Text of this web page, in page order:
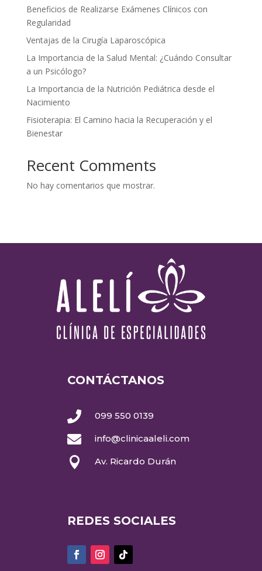
Beneficios de Realizarse Exámenes Clínicos con
Regularidad
Ventajas de la Cirugía Laparoscópica
La Importancia de la Salud Mental: ¿Cuándo Consultar
a un Psicólogo?
La Importancia de la Nutrición Pediátrica desde el
Nacimiento
Fisioterapia: El Camino hacia la Recuperación y el
Bienestar
Recent Comments
No hay comentarios que mostrar.
CONTÁCTANOS
 099 550 0139
 info@clinicaaleli.com
 Av. Ricardo Durán
REDES SOCIALES